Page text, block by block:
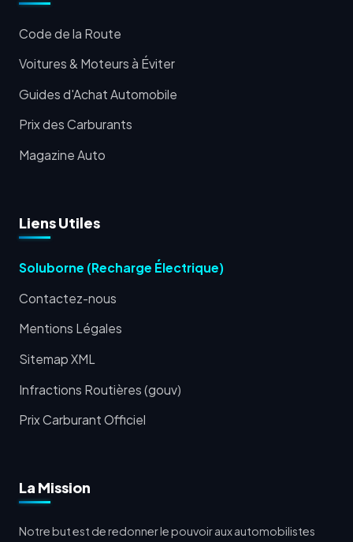
Code de la Route
Voitures & Moteurs à Éviter
Guides d'Achat Automobile
Prix des Carburants
Magazine Auto
Liens Utiles
Soluborne (Recharge Électrique)
Contactez-nous
Mentions Légales
Sitemap XML
Infractions Routières (gouv)
Prix Carburant Officiel
La Mission
Notre but est de redonner le pouvoir aux automobilistes